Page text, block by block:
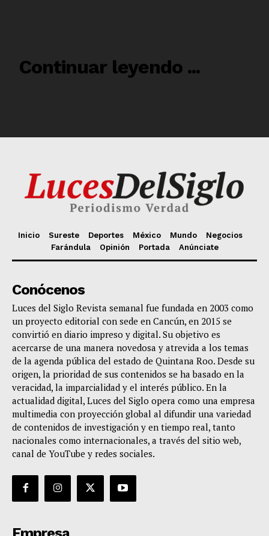
Inicio Sureste Deportes México Mundo
Negocios
Farándula
Opinión Portada Anúnciate
Conócenos
Luces del Siglo Revista semanal fue fundada en 2003 como
un proyecto editorial con sede en Cancún, en 2015 se
convirtió en diario impreso y digital. Su objetivo es
acercarse de una manera novedosa y atrevida a los temas
de la agenda pública del estado de Quintana Roo. Desde su
origen, la prioridad de sus contenidos se ha basado en la
veracidad, la imparcialidad y el interés público. En la
actualidad digital, Luces del Siglo opera como una empresa
multimedia con proyección global al difundir una variedad
de contenidos de investigación y en tiempo real, tanto
nacionales como internacionales, a través del sitio web,
canal de YouTube y redes sociales.